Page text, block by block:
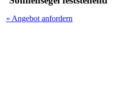
» Angebot anfordern